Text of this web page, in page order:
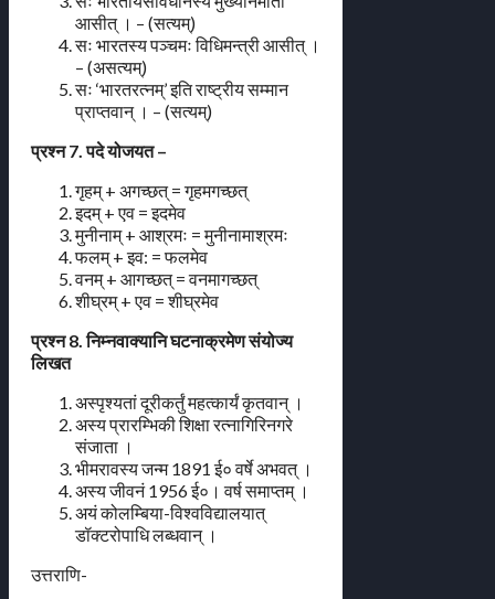
आसीत् । – (सत्यम्)
सः भारतस्य पञ्चमः विधिमन्त्री आसीत् ।
– (असत्यम्)
सः ‘भारतरत्नम्’ इति राष्ट्रीय सम्मान
प्राप्तवान् । – (सत्यम्)
प्रश्न 7. पदे योजयत –
गृहम् + अगच्छत् = गृहमगच्छत्
इदम् + एव = इदमेव
मुनीनाम् + आश्रमः = मुनीनामाश्रमः
फलम् + इव: = फलमेव
वनम् + आगच्छत् = वनमागच्छत्
शीघ्रम् + एव = शीघ्रमेव
प्रश्न 8. निम्नवाक्यानि घटनाक्रमेण संयोज्य
लिखत
अस्पृश्यतां दूरीकर्तुं महत्कार्यं कृतवान् ।
अस्य प्रारम्भिकी शिक्षा रत्नागिरिनगरे
संजाता ।
भीमरावस्य जन्म 1891 ई० वर्षे अभवत् ।
अस्य जीवनं 1956 ई०। वर्ष समाप्तम् ।
अयं कोलम्बिया-विश्वविद्यालयात्
डॉक्टरोपाधि लब्धवान् ।
उत्तराणि-